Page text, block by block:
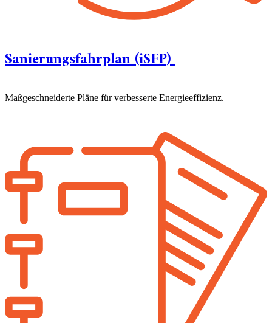
Sanierungsfahrplan (iSFP)
Maßgeschneiderte Pläne für verbesserte Energieeffizienz.